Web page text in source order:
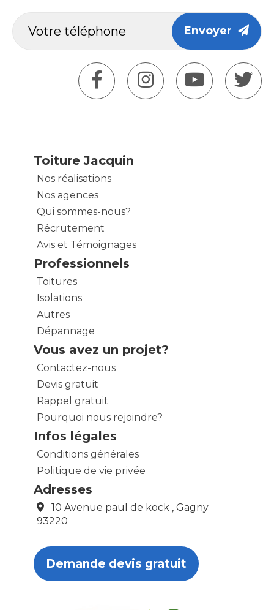
Envoyer
Toiture Jacquin
Nos réalisations
Nos agences
Qui sommes-nous?
Récrutement
Avis et Témoignages
Professionnels
Toitures
Isolations
Autres
Dépannage
Vous avez un projet?
Contactez-nous
Devis gratuit
Rappel gratuit
Pourquoi nous rejoindre?
Infos légales
Conditions générales
Politique de vie privée
Adresses
10 Avenue paul de kock , Gagny
93220
Demande devis gratuit